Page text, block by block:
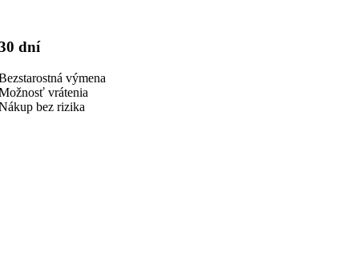
dní
výmena
vrátenia
bez rizika